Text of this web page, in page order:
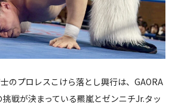
のプロレスこけら落とし興行は、GAORA
戦が決まっている羆嵐とゼンニチJr.タッ